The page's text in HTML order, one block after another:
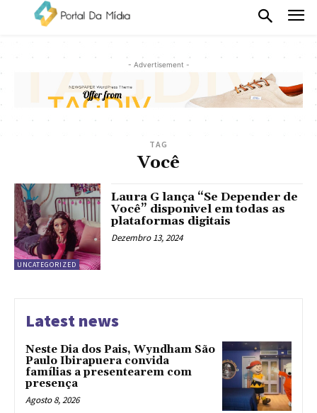
- Advertisement -
TAG
Você
UNCATEGORIZED
Laura G lança “Se Depender de
Você” disponivel em todas as
plataformas digitais
Dezembro 13, 2024
Latest news
Neste Dia dos Pais, Wyndham São
Paulo Ibirapuera convida
famílias a presentearem com
presença
Agosto 8, 2026